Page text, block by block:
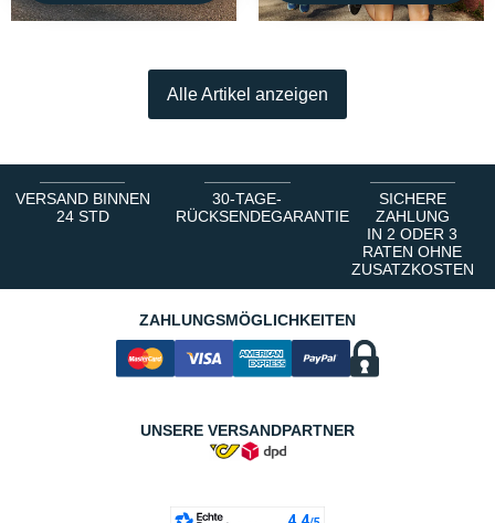
Alle Artikel anzeigen
VERSAND BINNEN
24 STD
30-TAGE-
RÜCKSENDEGARANTIE
SICHERE
ZAHLUNG
IN 2 ODER 3
RATEN OHNE
ZUSATZKOSTEN
ZAHLUNGSMÖGLICHKEITEN
UNSERE VERSANDPARTNER